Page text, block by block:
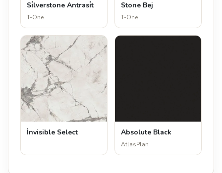
Si̇lverstone Antrasi̇t
T-One
Stone Bej
T-One
İnvisible Select Absolute Black
AtlasPlan